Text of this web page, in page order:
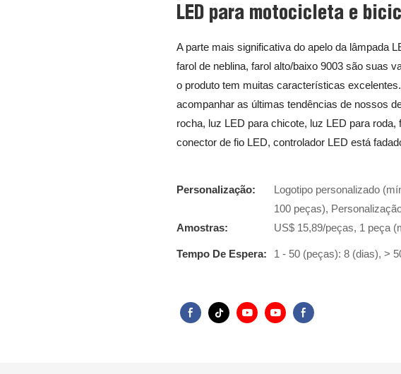
LED para motocicleta e
A parte mais significativa do apelo da lâmpada
farol de neblina, farol alto/baixo 9003 são suas
o produto tem muitas características
acompanhar as últimas tendências de nossos
rocha, luz LED para chicote, luz LED para
conector de fio LED, controlador LED está
Personalização:
Logotipo personalizado
100 peças),
Amostras:
US$ 15,89/peças, 1 peça
Tempo De Espera: 1 - 50 (peças): 8 (dias), >